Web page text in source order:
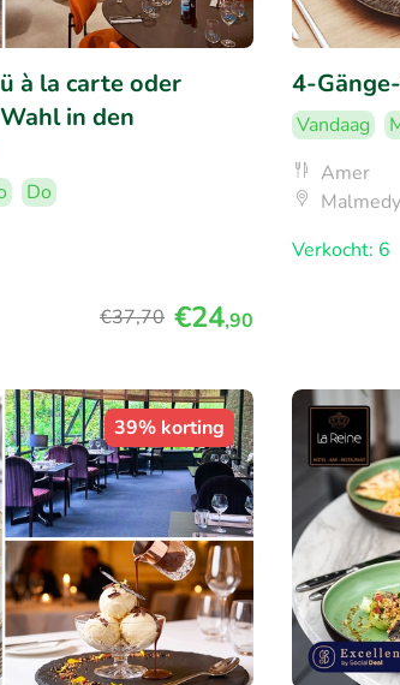
à la carte oder
in den
Do
€37,70 €24,90
4-
Vandaag
Amer
Verkocht: 6
39% korting